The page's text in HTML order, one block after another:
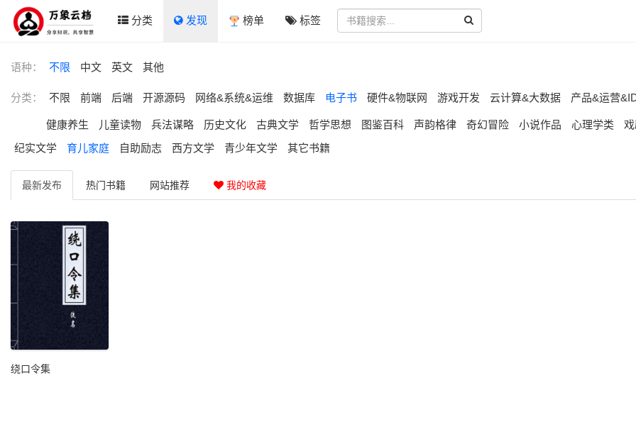
分类 发现 榜单 标签
语种： 不限 中文 英文 其他
分类： 不限 前端 后端 开源源码 网络&系统&运维 数据库 电子书 硬件&物联网 游戏开发 云计算&大数据 产品&运营
健康养生 儿童读物 兵法谋略 历史文化 古典文学 哲学思想 图鉴百科 声韵格律 奇幻冒险 小说作品 心理学类
纪实文学
育儿家庭 自助励志 西方文学 青少年文学 其它书籍
最新发布 热门书籍 网站推荐 我的收藏
绕口令集